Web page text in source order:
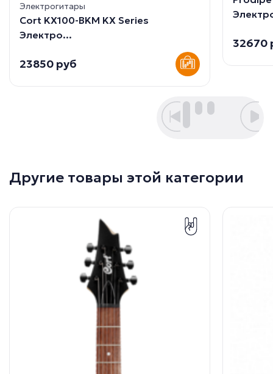
Электрогитары
Cort KX100-BKM KX Series
Электро...
23850 руб
32670
Другие товары этой категории